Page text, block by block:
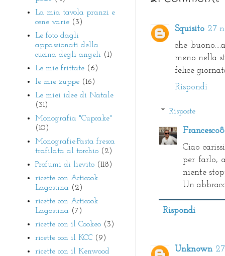
Squisito 27
che
meno nella
felice
Rispondi
Risposte
Ciao
per farlo,
niente
Un
Rispondi
Unknown
La mia tavola pranzi e
cene varie (3)
Le foto dagli
appassionati della
cucina degli angeli (1)
Le mie frittate (6)
le mie zuppe (16)
Le miei idee di Natale
(31)
Monografia "Cupcake"
(10)
Monografie:Pasta fresca
trafilata al torchio (2)
Profumi di lievito (118)
ricette con Acticook
Lagostina (2)
ricette con Acticook
Lagostina (7)
ricette con il Cookeo (3)
ricette con il KCC (9)
ricette con il Kenwood